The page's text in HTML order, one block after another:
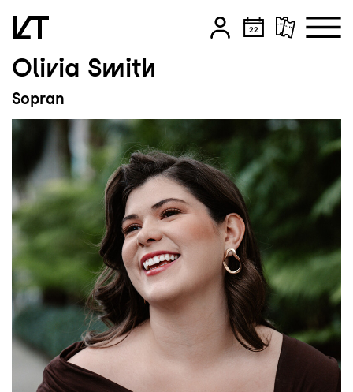
Zum Hauptinhalt springen
Zum Footer springen
Olivia Smith
Sopran